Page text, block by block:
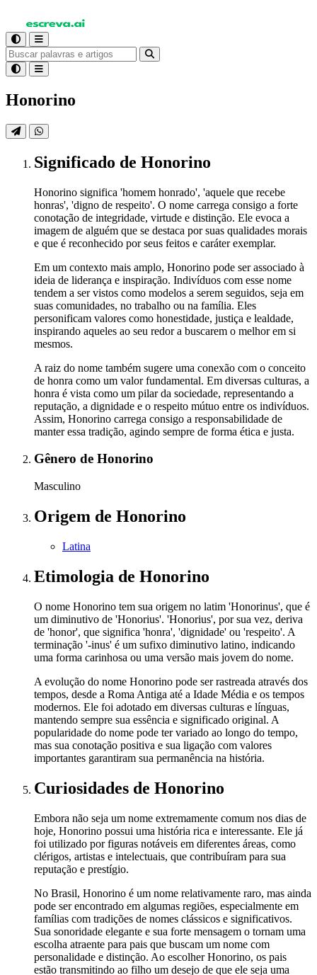
Honorino
Significado de Honorino
Honorino significa 'homem honrado', 'aquele que recebe
honras', 'digno de respeito'. O nome carrega consigo a forte
conotação de integridade, virtude e distinção. Ele evoca a
imagem de alguém que se destaca por suas qualidades morais
e que é reconhecido por seus feitos e caráter exemplar.
Em um contexto mais amplo, Honorino pode ser associado à
ideia de liderança e inspiração. Indivíduos com esse nome
tendem a ser vistos como modelos a serem seguidos, seja em
suas comunidades, no trabalho ou na família. Eles
personificam valores como honestidade, justiça e lealdade,
inspirando aqueles ao seu redor a buscarem o melhor em si
mesmos.
A raiz do nome também sugere uma conexão com o conceito
de honra como um valor fundamental. Em diversas culturas, a
honra é vista como um pilar da sociedade, representando a
reputação, a dignidade e o respeito mútuo entre os indivíduos.
Assim, Honorino carrega consigo a responsabilidade de
manter essa tradição, agindo sempre de forma ética e justa.
Gênero de Honorino
Masculino
Origem de Honorino
Latina
Etimologia de Honorino
O nome Honorino tem sua origem no latim 'Honorinus', que é
um diminutivo de 'Honorius'. 'Honorius', por sua vez, deriva
de 'honor', que significa 'honra', 'dignidade' ou 'respeito'. A
terminação '-inus' é um sufixo diminutivo latino, indicando
uma forma carinhosa ou uma versão mais jovem do nome.
A evolução do nome Honorino pode ser rastreada através dos
tempos, desde a Roma Antiga até a Idade Média e os tempos
modernos. Ele foi adotado em diversas culturas e línguas,
mantendo sempre sua essência e significado original. A
popularidade do nome pode ter variado ao longo do tempo,
mas sua conotação positiva e sua ligação com valores
importantes garantiram sua permanência na história.
Curiosidades de Honorino
Embora não seja um nome extremamente comum nos dias de
hoje, Honorino possui uma história rica e interessante. Ele já
foi utilizado por figuras notáveis em diferentes áreas, como
clérigos, artistas e intelectuais, que contribuíram para sua
reputação e prestígio.
No Brasil, Honorino é um nome relativamente raro, mas ainda
pode ser encontrado em algumas regiões, especialmente em
famílias com tradições de nomes clássicos e significativos.
Sua sonoridade elegante e sua forte mensagem o tornam uma
escolha atraente para pais que buscam um nome com
personalidade e distinção. Ao escolher Honorino, os pais
estão transmitindo ao filho um desejo de que ele seja uma